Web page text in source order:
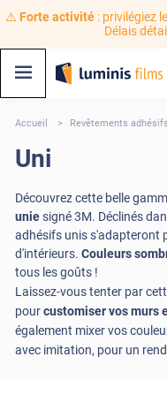
⚠️ Forte activité: privilégiez
Délais
Accueil Revêtements adhésifs
Uni
Découvrez cette belle
uniesigné 3M. Déclinés
adhésifs unis s'adapteront
d'intérieurs. Couleurs
tous les goûts !
Laissez-vous tenter par
pourcustomiser vos murs
également mixer vos
avec imitation, pour un